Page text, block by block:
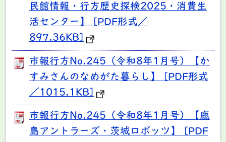
民館情報・行方歴史探検2025・消費生
活センター】 [PDF形式／
897.36KB]
市報行方No.245（令和8年1月号）【か
すみさんのなめがた暮らし】 [PDF形式
／1015.1KB]
市報行方No.245（令和8年1月号）【鹿
島アントラーズ・茨城ロボッツ】 [PDF